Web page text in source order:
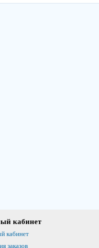
кабинет
кабинет
заказов